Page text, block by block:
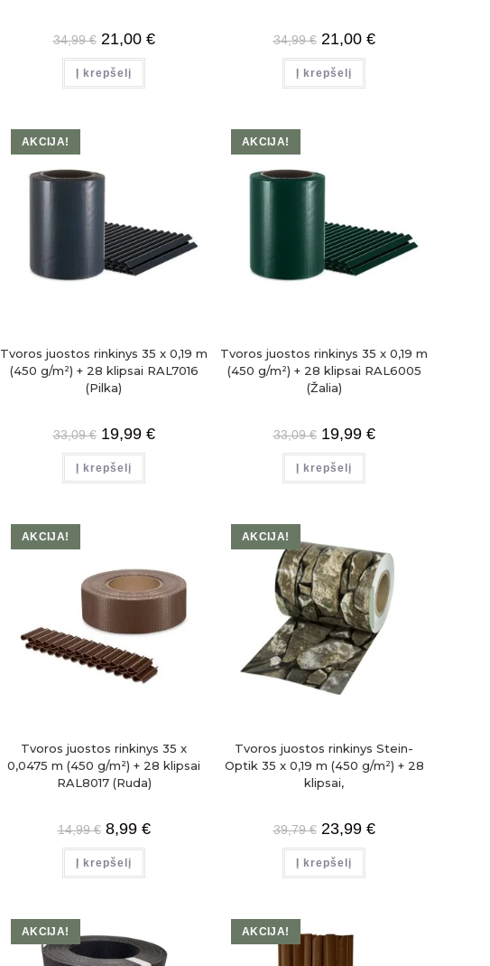
34,99€ 21,00 €
Į krepšelį
34,99€ 21,00 €
Į krepšelį
AKCIJA!
Tvoros juostos rinkinys 35 x 0,19 m
(450 g/m²) + 28 klipsai RAL7016
(Pilka)
33,09€ 19,99 €
Į krepšelį
AKCIJA!
Tvoros juostos rinkinys 35 x 0,19 m
(450 g/m²) + 28 klipsai RAL6005
(Žalia)
33,09€ 19,99 €
Į krepšelį
AKCIJA!
Tvoros juostos rinkinys 35 x
0,0475 m (450 g/m²) + 28 klipsai
RAL8017 (Ruda)
14,99€ 8,99 €
Į krepšelį
AKCIJA!
Tvoros juostos rinkinys Stein-
Optik 35 x 0,19 m (450 g/m²) + 28
klipsai,
39,79€ 23,99 €
Į krepšelį
AKCIJA! AKCIJA!